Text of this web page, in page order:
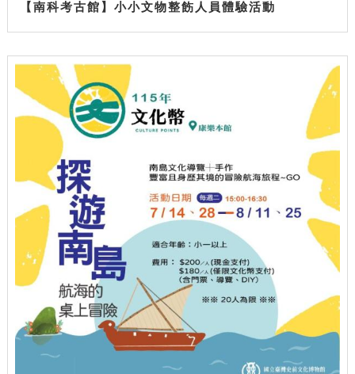
【南科考古館】小小文物整飭人員體驗活動